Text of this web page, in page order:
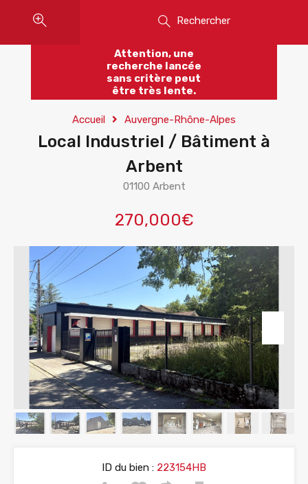
Rechercher
Attention, une
recherche lancée
sans critère peut
être très lente.
Accueil Auvergne-Rhône-Alpes
Local Industriel / Bâtiment à
Arbent
01100 Arbent
270,000€
ID du bien : 223154HB